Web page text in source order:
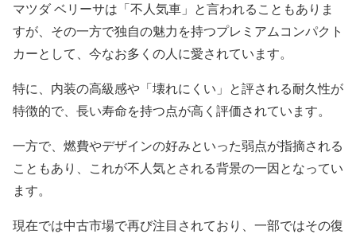
マツダ ベリーサは「不人気車」と言われることもありま
すが、その一方で独自の魅力を持つプレミアムコンパクト
カーとして、今なお多くの人に愛されています。
特に、内装の高級感や「壊れにくい」と評される耐久性が
特徴的で、長い寿命を持つ点が高く評価されています。
一方で、燃費やデザインの好みといった弱点が指摘される
こともあり、これが不人気とされる背景の一因となってい
ます。
現在では中古市場で再び注目されており、一部ではその復